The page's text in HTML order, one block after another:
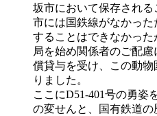
坂市において保存され
市には国鉄線がなかっ
することはできなかっ
局を始め関係者のご配
償貸与を受け、この動
りました。
ここにD51-401号の勇姿
の変せんと、国有鉄道